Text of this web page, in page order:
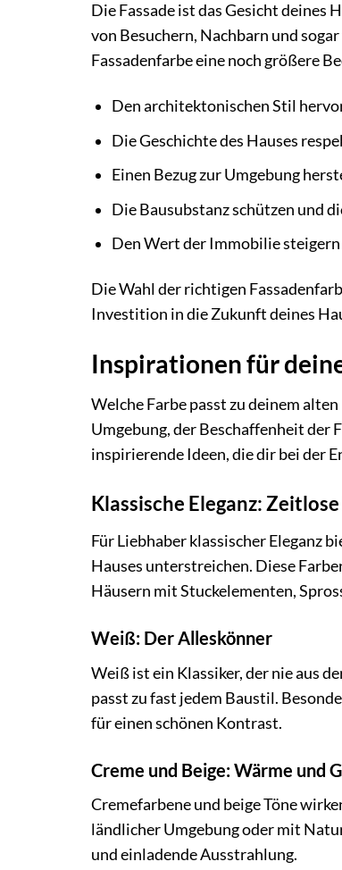
Die Fassade ist das Gesicht deines
von Besuchern, Nachbarn und
Fassadenfarbe eine noch größere
Den architektonischen Stil
Die Geschichte des Hauses
Einen Bezug zur Umgebung
Die Bausubstanz schützen und
Den Wert der Immobilie steigern
Die Wahl der richtigen
Investition in die Zukunft deines
Inspirationen für
Welche Farbe passt zu deinem
Umgebung, der Beschaffenheit der
inspirierende Ideen, die dir bei der
Klassische Eleganz:
Für Liebhaber klassischer Eleganz
Hauses unterstreichen. Diese
Häusern mit Stuckelementen,
Weiß: Der Alleskönner
Weiß ist ein Klassiker, der nie aus
passt zu fast jedem Baustil.
für einen schönen Kontrast.
Creme und Beige: Wärme und
Cremefarbene und beige Töne
ländlicher Umgebung oder mit
und einladende Ausstrahlung.